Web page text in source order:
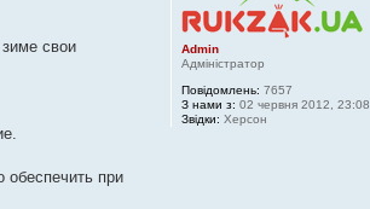
Admin
Адміністратор
Повідомлень: 7657
З нами з: 02 червня 2012, 23:08
Звідки: Херсон
свои
обеспечить при